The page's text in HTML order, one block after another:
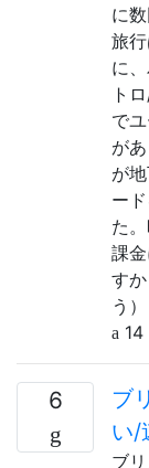
に
旅
に
ト
で
が
が
ー
た
課
す
う）
14
6
ブ
い/
ブ